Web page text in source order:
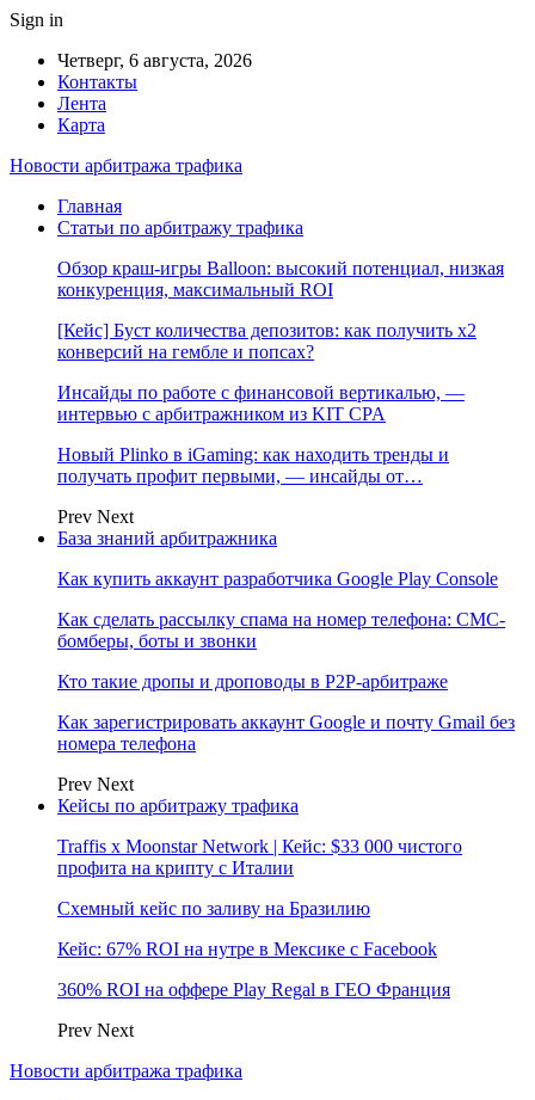
Sign in
Четверг, 6 августа, 2026
Контакты
Лента
Карта
Новости арбитража трафика
Главная
Статьи по арбитражу трафика
Обзор краш-игры Balloon: высокий потенциал, низкая
конкуренция, максимальный ROI
[Кейс] Буст количества депозитов: как получить х2
конверсий на гембле и попсах?
Инсайды по работе с финансовой вертикалью, —
интервью с арбитражником из KIT CPA
Новый Plinko в iGaming: как находить тренды и
получать профит первыми, — инсайды от…
Prev Next
База знаний арбитражника
Как купить аккаунт разработчика Google Play Console
Как сделать рассылку спама на номер телефона: СМС-
бомберы, боты и звонки
Кто такие дропы и дроповоды в P2P-арбитраже
Как зарегистрировать аккаунт Google и почту Gmail без
номера телефона
Prev Next
Кейсы по арбитражу трафика
Traffis x Moonstar Network | Кейс: $33 000 чистого
профита на крипту с Италии
Схемный кейс по заливу на Бразилию
Кейс: 67% ROI на нутре в Мексике с Facebook
360% ROI на оффере Play Regal в ГЕО Франция
Prev Next
Новости арбитража трафика